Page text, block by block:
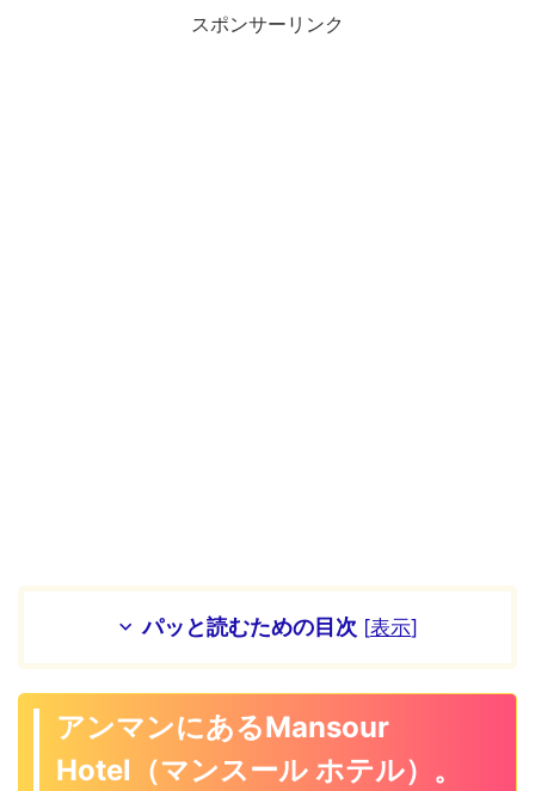
スポンサーリンク
パッと読むための目次 [表示]
アンマンにあるMansour
Hotel（マンスール ホテル）。